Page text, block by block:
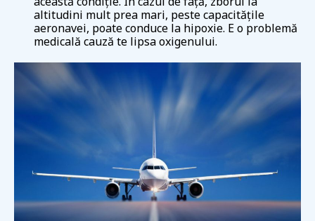
altitudini mult prea mari, peste capacitățile
aeronavei, poate conduce la hipoxie. E o problemă
medicală cauză te lipsa oxigenului.